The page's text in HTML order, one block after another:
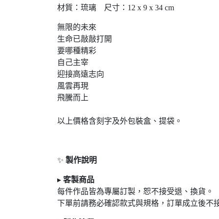
材質：琉璃 尺寸：12 x 9 x 34 cm
無限的未來
生命已敲敲打開
要哪種精彩
自己主宰
迎接高遠志向
風雲再現
飛騰而上
以上價格含刻字及外包裝盒、提袋。
✨ 製作說明
▸ 客製商品
每件作品皆為專屬訂製，恕不接受退 、換貨。
下單前請務必確認款式與規格，訂單成立後不